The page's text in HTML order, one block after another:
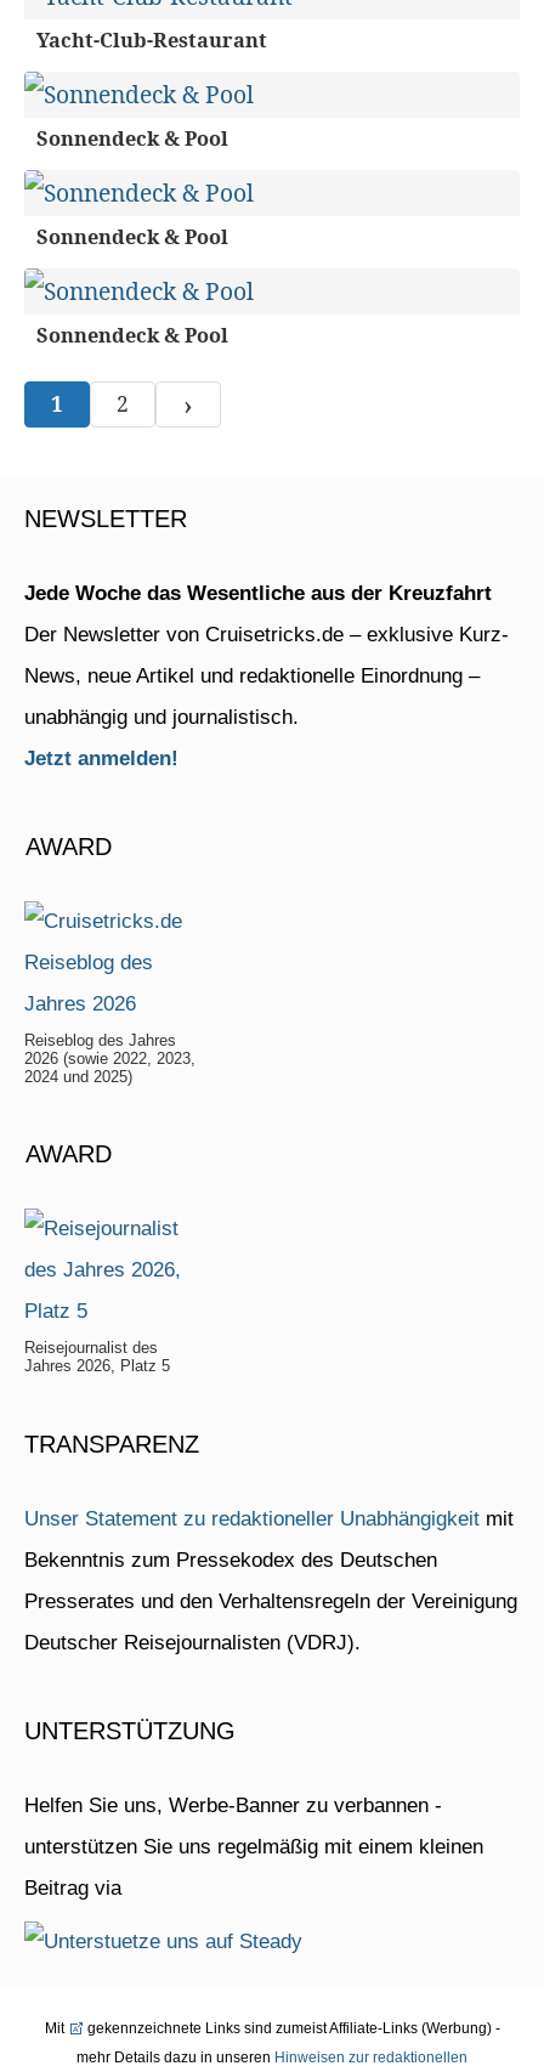
Yacht-Club-Restaurant
Sonnendeck & Pool
Sonnendeck & Pool
Sonnendeck & Pool
1 2 ›
NEWSLETTER
Jede Woche das Wesentliche aus der Kreuzfahrt
Der Newsletter von Cruisetricks.de – exklusive Kurz-
News, neue Artikel und redaktionelle Einordnung –
unabhängig und journalistisch.
Jetzt anmelden!
AWARD
Reiseblog des Jahres
2026 (sowie 2022, 2023,
2024 und 2025)
AWARD
Reisejournalist des
Jahres 2026, Platz 5
TRANSPARENZ
Unser Statement zu redaktioneller Unabhängigkeit mit
Bekenntnis zum Pressekodex des Deutschen
Presserates und den Verhaltensregeln der Vereinigung
Deutscher Reisejournalisten (VDRJ).
UNTERSTÜTZUNG
Helfen Sie uns, Werbe-Banner zu verbannen -
unterstützen Sie uns regelmäßig mit einem kleinen
Beitrag via
Mit
gekennzeichnete Links sind zumeist Affiliate-Links (Werbung) -
mehr Details dazu in unseren Hinweisen zur redaktionellen